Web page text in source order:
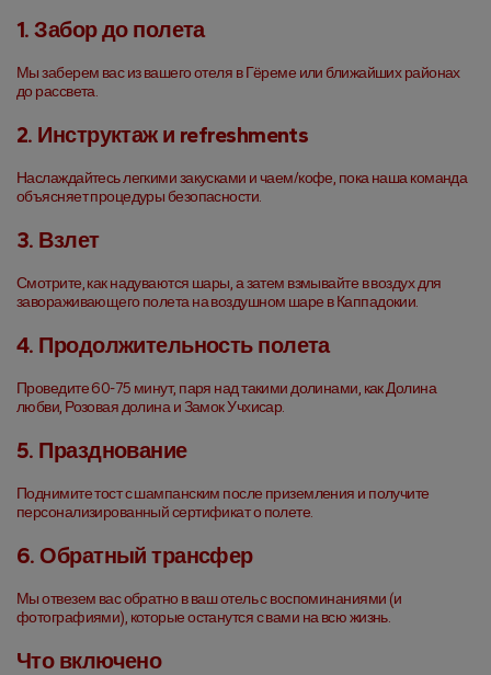
1. Забор до полета
Мы заберем вас из вашего отеля в Гёреме или ближайших районах
до рассвета.
2. Инструктаж и refreshments
Наслаждайтесь легкими закусками и чаем/кофе, пока наша команда
объясняет процедуры безопасности.
3. Взлет
Смотрите, как надуваются шары, а затем взмывайте в воздух для
завораживающего полета на воздушном шаре в Каппадокии.
4. Продолжительность полета
Проведите 60-75 минут, паря над такими долинами, как Долина
любви, Розовая долина и Замок Учхисар.
5. Празднование
Поднимите тост с шампанским после приземления и получите
персонализированный сертификат о полете.
6. Обратный трансфер
Мы отвезем вас обратно в ваш отель с воспоминаниями (и
фотографиями), которые останутся с вами на всю жизнь.
Что включено